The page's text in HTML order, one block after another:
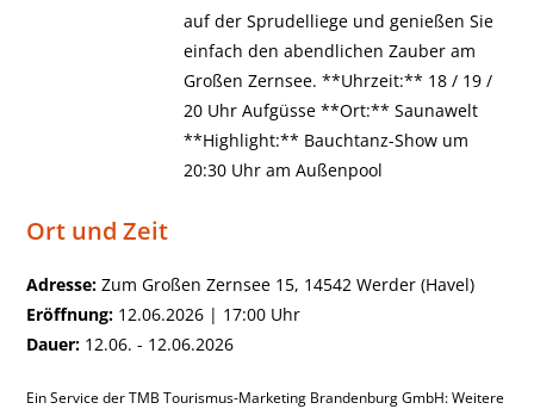
auf der Sprudelliege und genießen Sie
einfach den abendlichen Zauber am
Großen Zernsee. **Uhrzeit:** 18 / 19 /
20 Uhr Aufgüsse **Ort:** Saunawelt
**Highlight:** Bauchtanz-Show um
20:30 Uhr am Außenpool
Ort und Zeit
Adresse: Zum Großen Zernsee 15, 14542 Werder (Havel)
Eröffnung: 12.06.2026 | 17:00 Uhr
Dauer: 12.06. - 12.06.2026
Ein Service der TMB Tourismus-Marketing Brandenburg GmbH: Weitere